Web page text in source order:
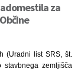
za
(Uradni list SRS, št.
zemljišča